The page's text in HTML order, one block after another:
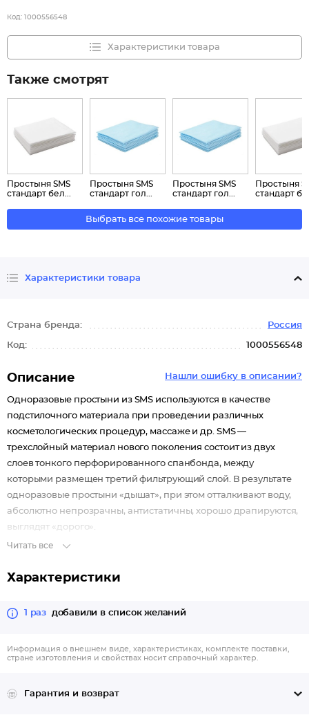
Код: 1000556548
Характеристики товара
Также смотрят
Простыня SMS
стандарт бел...
Простыня SMS
стандарт гол...
Простыня SMS
стандарт гол...
Простыня
стандарт
Выбрать все похожие товары
Характеристики товара
Страна бренда: Россия
Код: 1000556548
Нашли ошибку в описании?
Описание
Одноразовые простыни из SMS используются в качестве
подстилочного материала при проведении различных
косметологических процедур, массаже и др. SMS —
трехслойный материал нового поколения состоит из двух
слоев тонкого перфорированного спанбонда, между
которыми размещен третий фильтрующий слой. В результате
одноразовые простыни «дышат», при этом отталкивают воду,
абсолютно непрозрачны, антистатичны, хорошо драпируются,
выглядят «дорого».
Читать все
Характеристики
1 раз добавили в список желаний
Информация о внешнем виде, характеристиках, комплекте поставки,
стране изготовления и свойствах носит справочный характер.
Гарантия и возврат